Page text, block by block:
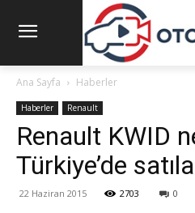
Ana Sayfa Haberler
Haberler Renault
Renault KWID
Türkiye’de
22 Haziran 2015 2703 0